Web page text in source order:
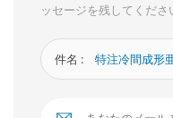
ッセージを残してくださ
件名 : 特注冷間成形